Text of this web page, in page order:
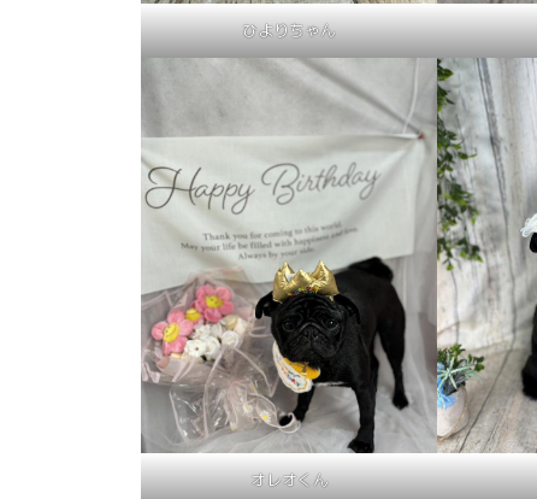
ひよりちゃん
オレオくん